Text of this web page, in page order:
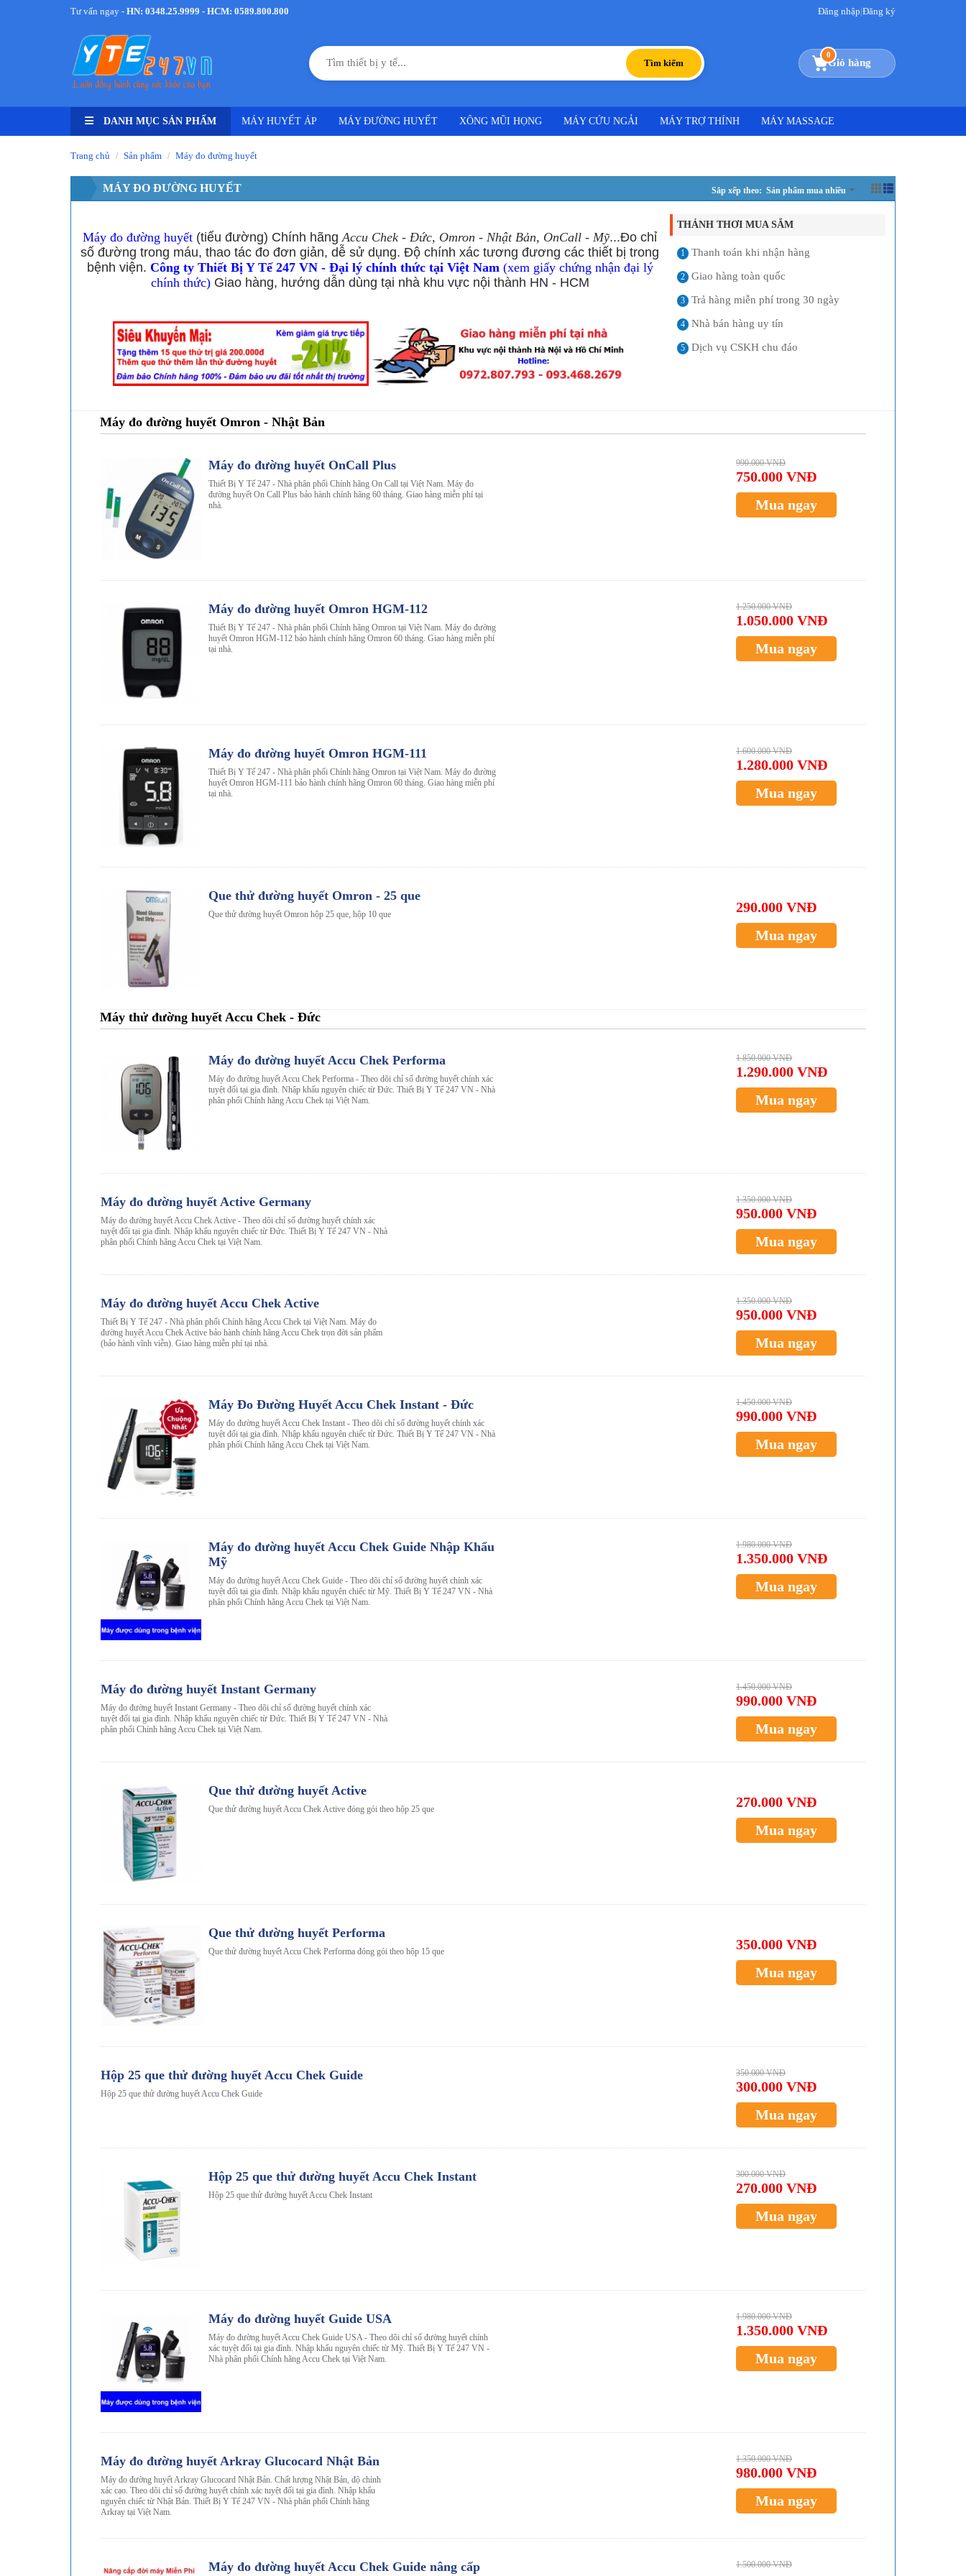
Tư vấn ngay - HN: 0348.25.9999 - HCM: 0589.800.800 Đăng nhập|Đăng ký
Tìm kiếm
0
Giỏ hàng
DANH MỤC SẢN PHẨM MÁY HUYẾT ÁP MÁY ĐƯỜNG HUYẾT XÔNG MŨI HỌNG MÁY CỨU NGẢI MÁY TRỢ THÍNH MÁY MASSAGE
Trang chủ / Sản phẩm / Máy đo đường huyết
MÁY ĐO ĐƯỜNG HUYẾT Sắp xếp theo: Sản phẩm mua nhiều
Máy đo đường huyết (tiểu đường) Chính hãngAccu Chek - Đức, Omron - Nhật Bản, OnCall - Mỹ...Đo chỉ
số đường trong máu, thao tác đo đơn giản, dễ sử dụng. Độ chính xác tương đương các thiết bị trong
bệnh viện. Công ty Thiết Bị Y Tế 247 VN - Đại lý chính thức tại Việt Nam (xem giấy chứng nhận đại lý
chính thức) Giao hàng, hướng dẫn dùng tại nhà khu vực nội thành HN - HCM
THẢNH THƠI MUA SẮM
1 Thanh toán khi nhận hàng
2 Giao hàng toàn quốc
3 Trả hàng miễn phí trong 30 ngày
4 Nhà bán hàng uy tín
5 Dịch vụ CSKH chu đáo
Máy đo đường huyết Omron - Nhật Bản
Máy đo đường huyết OnCall Plus
Thiết Bị Y Tế 247 - Nhà phân phối Chính hãng On Call tại Việt Nam. Máy đo
đường huyết On Call Plus bảo hành chính hãng 60 tháng. Giao hàng miễn phí tại
nhà.
990.000 VNĐ
750.000 VNĐ
Mua ngay
Máy đo đường huyết Omron HGM-112
Thiết Bị Y Tế 247 - Nhà phân phối Chính hãng Omron tại Việt Nam. Máy đo đường
huyết Omron HGM-112 bảo hành chính hãng Omron 60 tháng. Giao hàng miễn phí
tại nhà.
1.250.000 VNĐ
1.050.000 VNĐ
Mua ngay
Máy đo đường huyết Omron HGM-111
Thiết Bị Y Tế 247 - Nhà phân phối Chính hãng Omron tại Việt Nam. Máy đo đường
huyết Omron HGM-111 bảo hành chính hãng Omron 60 tháng. Giao hàng miễn phí
tại nhà.
1.600.000 VNĐ
1.280.000 VNĐ
Mua ngay
Que thử đường huyết Omron - 25 que
Que thử đường huyết Omron hộp 25 que, hộp 10 que
290.000 VNĐ
Mua ngay
Máy thử đường huyết Accu Chek - Đức
Máy đo đường huyết Accu Chek Performa
Máy đo đường huyết Accu Chek Performa - Theo dõi chỉ số đường huyết chính xác
tuyệt đối tại gia đình. Nhập khẩu nguyên chiếc từ Đức. Thiết Bị Y Tế 247 VN - Nhà
phân phối Chính hãng Accu Chek tại Việt Nam.
1.850.000 VNĐ
1.290.000 VNĐ
Mua ngay
Máy đo đường huyết Active Germany
Máy đo đường huyết Accu Chek Active - Theo dõi chỉ số đường huyết chính xác
tuyệt đối tại gia đình. Nhập khẩu nguyên chiếc từ Đức. Thiết Bị Y Tế 247 VN - Nhà
phân phối Chính hãng Accu Chek tại Việt Nam.
1.350.000 VNĐ
950.000 VNĐ
Mua ngay
Máy đo đường huyết Accu Chek Active
Thiết Bị Y Tế 247 - Nhà phân phối Chính hãng Accu Chek tại Việt Nam. Máy đo
đường huyết Accu Chek Active bảo hành chính hãng Accu Chek trọn đời sản phẩm
(bảo hành vĩnh viễn). Giao hàng miễn phí tại nhà.
1.350.000 VNĐ
950.000 VNĐ
Mua ngay
Máy Đo Đường Huyết Accu Chek Instant - Đức
Máy đo đường huyết Accu Chek Instant - Theo dõi chỉ số đường huyết chính xác
tuyệt đối tại gia đình. Nhập khẩu nguyên chiếc từ Đức. Thiết Bị Y Tế 247 VN - Nhà
phân phối Chính hãng Accu Chek tại Việt Nam.
1.450.000 VNĐ
990.000 VNĐ
Mua ngay
Máy đo đường huyết Accu Chek Guide Nhập Khẩu
Mỹ
Máy đo đường huyết Accu Chek Guide - Theo dõi chỉ số đường huyết chính xác
tuyệt đối tại gia đình. Nhập khẩu nguyên chiếc từ Mỹ. Thiết Bị Y Tế 247 VN - Nhà
phân phối Chính hãng Accu Chek tại Việt Nam.
1.980.000 VNĐ
1.350.000 VNĐ
Mua ngay
Máy đo đường huyết Instant Germany
Máy đo đường huyết Instant Germany - Theo dõi chỉ số đường huyết chính xác
tuyệt đối tại gia đình. Nhập khẩu nguyên chiếc từ Đức. Thiết Bị Y Tế 247 VN - Nhà
phân phối Chính hãng Accu Chek tại Việt Nam.
1.450.000 VNĐ
990.000 VNĐ
Mua ngay
Que thử đường huyết Active
Que thử đường huyết Accu Chek Active đóng gói theo hộp 25 que
270.000 VNĐ
Mua ngay
Que thử đường huyết Performa
Que thử đường huyết Accu Chek Performa đóng gói theo hộp 15 que
350.000 VNĐ
Mua ngay
Hộp 25 que thử đường huyết Accu Chek Guide
Hộp 25 que thử đường huyết Accu Chek Guide
350.000 VNĐ
300.000 VNĐ
Mua ngay
Hộp 25 que thử đường huyết Accu Chek Instant
Hộp 25 que thử đường huyết Accu Chek Instant
300.000 VNĐ
270.000 VNĐ
Mua ngay
Máy đo đường huyết Guide USA
Máy đo đường huyết Accu Chek Guide USA - Theo dõi chỉ số đường huyết chính
xác tuyệt đối tại gia đình. Nhập khẩu nguyên chiếc từ Mỹ. Thiết Bị Y Tế 247 VN -
Nhà phân phối Chính hãng Accu Chek tại Việt Nam.
1.980.000 VNĐ
1.350.000 VNĐ
Mua ngay
Máy đo đường huyết Arkray Glucocard Nhật Bản
Máy đo đường huyết Arkray Glucocard Nhật Bản. Chất lượng Nhật Bản, độ chính
xác cao. Theo dõi chỉ số đường huyết chính xác tuyệt đối tại gia đình. Nhập khẩu
nguyên chiếc từ Nhật Bản. Thiết Bị Y Tế 247 VN - Nhà phân phối Chính hãng
Arkray tại Việt Nam.
1.350.000 VNĐ
980.000 VNĐ
Mua ngay
Máy đo đường huyết Accu Chek Guide nâng cấp 1.500.000 VNĐ